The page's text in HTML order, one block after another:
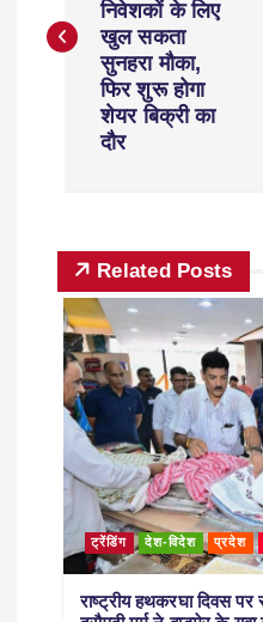
निवेशकों के लिए
खुल सकता
सुनहरा मौका,
फिर शुरू होगा
शेयर बिक्री का
दौर
Related Posts
ट्रेंडिंग देश-विदेश प्रदेश
राष्ट्रीय हथकरघा दिवस पर